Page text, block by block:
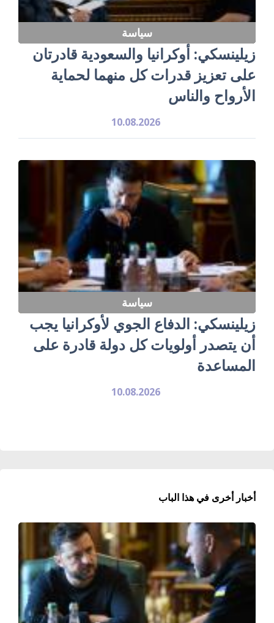
سياسة
زيلينسكي: أوكرانيا والسعودية قادرتان
على تعزيز قدرات كل منهما لحماية
الأرواح والناس
10.08.2026
سياسة
زيلينسكي: الدفاع الجوي لأوكرانيا يجب
أن يتصدر أولويات كل دولة قادرة على
المساعدة
10.08.2026
أخبار أخرى في هذا الباب